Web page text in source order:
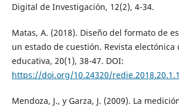
Digital de Investigación, 12(2), 4-34.
Matas, A. (2018). Diseño del formato de
un estado de cuestión. Revista electónica
educativa, 20(1), 38-47. DOI:
https://doi.org/10.24320/
Mendoza, J., y Garza, J. (2009). La